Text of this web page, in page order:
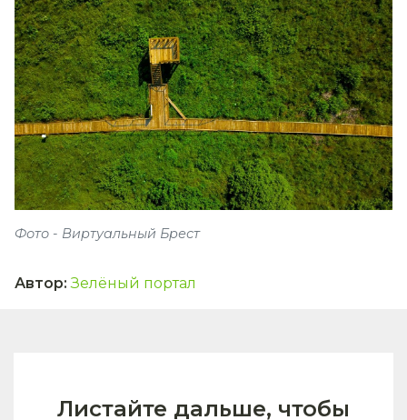
Фото - Виртуальный Брест
Автор: Зелёный портал
Листайте дальше, чтобы